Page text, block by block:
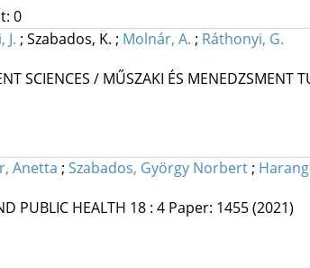
0
J. ; Szabados, K. ; Molnár, A. ; Ráthonyi, G.
SCIENCES / MŰSZAKI ÉS MENEDZSMENT
Anetta ; Szabados, György Norbert ;
PUBLIC HEALTH 18: 4 Paper: 1455(2021)